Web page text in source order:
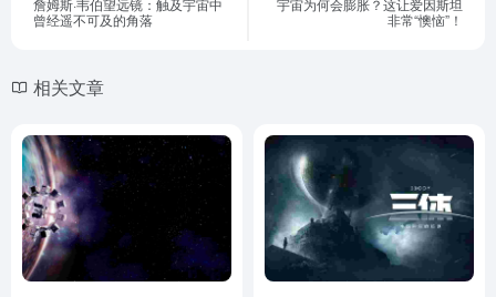
詹姆斯·韦伯望远镜：触及宇宙中
曾经遥不可及的角落
宇宙为何会膨胀？这让爱因斯坦
非常“懊恼”！
相关文章